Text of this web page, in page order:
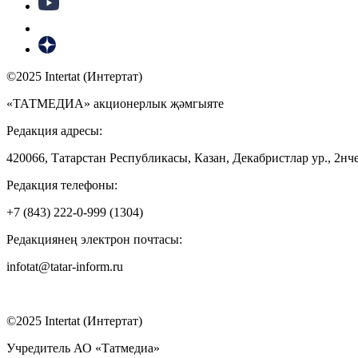
©2025 Intertat (Интертат)
«ТАТМЕДИА» акционерлык җәмгыяте
Редакция адресы:
420066, Татарстан Республикасы, Казан, Декабристлар ур.,
Редакция телефоны:
+7 (843) 222-0-999 (1304)
Редакциянең электрон почтасы:
infotat@tatar-inform.ru
©2025 Intertat (Интертат)
Учредитель АО «Татмедиа»